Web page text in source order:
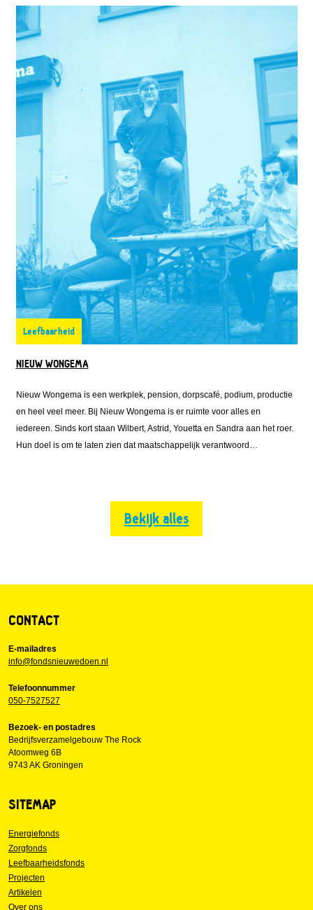
Leefbaarheid
NIEUW WONGEMA
Nieuw Wongema is een werkplek, pension, dorpscafé, podium, productie
en heel veel meer. Bij Nieuw Wongema is er ruimte voor alles en
iedereen. Sinds kort staan Wilbert, Astrid, Youetta en Sandra aan het roer.
Hun doel is om te laten zien dat maatschappelijk verantwoord
Bekijk alles
SITEMAP
Energiefonds
Zorgfonds
Leefbaarheidsfonds
Projecten
Artikelen
Over ons
CONTACT
E-mailadres
info@fondsnieuwedoen.nl
Telefoonnummer
050-7527527
Bezoek- en postadres
Bedrijfsverzamelgebouw The Rock
Atoomweg 6B
9743 AK Groningen